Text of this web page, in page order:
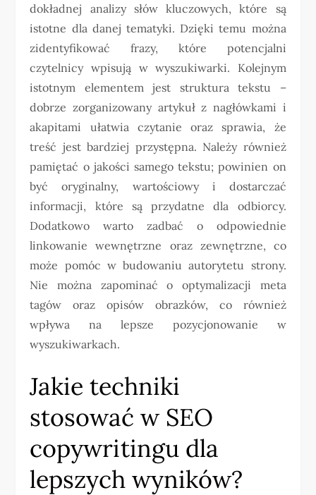
dokładnej analizy słów kluczowych, które są
istotne dla danej tematyki. Dzięki temu można
zidentyfikować frazy, które potencjalni
czytelnicy wpisują w wyszukiwarki. Kolejnym
istotnym elementem jest struktura tekstu –
dobrze zorganizowany artykuł z nagłówkami i
akapitami ułatwia czytanie oraz sprawia, że
treść jest bardziej przystępna. Należy również
pamiętać o jakości samego tekstu; powinien on
być oryginalny, wartościowy i dostarczać
informacji, które są przydatne dla odbiorcy.
Dodatkowo warto zadbać o odpowiednie
linkowanie wewnętrzne oraz zewnętrzne, co
może pomóc w budowaniu autorytetu strony.
Nie można zapominać o optymalizacji meta
tagów oraz opisów obrazków, co również
wpływa na lepsze pozycjonowanie w
wyszukiwarkach.
Jakie techniki
stosować w SEO
copywritingu dla
lepszych wyników?